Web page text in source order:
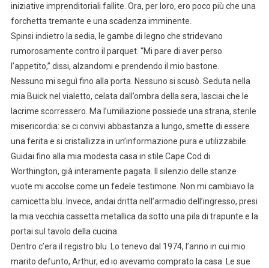
iniziative imprenditoriali fallite. Ora, per loro, ero poco più che una
forchetta tremante e una scadenza imminente.
Spinsi indietro la sedia, le gambe di legno che stridevano
rumorosamente contro il parquet. “Mi pare di aver perso
l’appetito,” dissi, alzandomi e prendendo il mio bastone.
Nessuno mi seguì fino alla porta. Nessuno si scusò. Seduta nella
mia Buick nel vialetto, celata dall’ombra della sera, lasciai che le
lacrime scorressero. Ma l’umiliazione possiede una strana, sterile
misericordia: se ci convivi abbastanza a lungo, smette di essere
una ferita e si cristallizza in un’informazione pura e utilizzabile.
Guidai fino alla mia modesta casa in stile Cape Cod di
Worthington, già interamente pagata. Il silenzio delle stanze
vuote mi accolse come un fedele testimone. Non mi cambiavo la
camicetta blu. Invece, andai dritta nell’armadio dell’ingresso, presi
la mia vecchia cassetta metallica da sotto una pila di trapunte e la
portai sul tavolo della cucina.
Dentro c’era il registro blu. Lo tenevo dal 1974, l’anno in cui mio
marito defunto, Arthur, ed io avevamo comprato la casa. Le sue